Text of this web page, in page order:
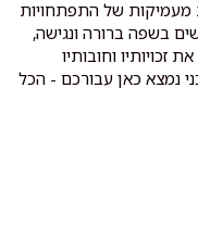
מעמיקות של התפתחויות
בשפה ברורה ונגישה,
וחובותיו
נמצא כאן עבורכם - הכל